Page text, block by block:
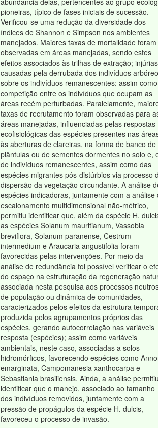
pioneiras, típico de fases iniciais de sucessão.
Verificou-se uma redução da diversidade dos
índices de Shannon e Simpson nos ambientes
manejados. Maiores taxas de mortalidade foram
observadas em áreas manejadas, sendo estes
efeitos associados às trilhas de extração; injúrias
causadas pela derrubada dos indivíduos
sobre os indivíduos remanescentes; assim
competição entre os indivíduos que ocupam as
áreas recém perturbadas. Paralelamente,
taxas de recrutamento foram observadas para
áreas manejadas, influenciadas pelas respostas
ecofisiológicas das espécies presentes nas
às aberturas de clareiras, na forma de banco de
plântulas ou de sementes dormentes no solo e,
de indivíduos remanescentes, assim como das
espécies migrantes pós-distúrbios via processo
dispersão da vegetação circundante. A análise
espécies indicadoras, juntamente com a análise
escalonamento multidimensional não-métrico,
permitiu identificar que, além da espécie H.
as espécies Solanum mauritianum, Vassobia
breviflora, Solanum paranense, Cestrum
intermedium e Araucaria angustifolia foram
favorecidas pelas intervenções. Por meio da
análise de redundância foi possível verificar o
do espaço na estruturação da regeneração
associada nesta pesquisa aos processos
de população ou dinâmica de comunidades,
caracterizados pelos efeitos da estrutura
produzida pelos agrupamentos próprios das
espécies, gerando autocorrelação nas variáveis
resposta (espécies); assim como variáveis
ambientais, neste caso, associadas a solos
hidromórficos, favorecendo espécies como
emarginata, Campomanesia xanthocarpa e
Sebastiania brasiliensis. Ainda, a análise
identificar que o manejo, associado ao tamanho
dos indivíduos removidos, juntamente com a
pressão de propágulos da espécie H. dulcis,
favoreceu o processo de invasão.